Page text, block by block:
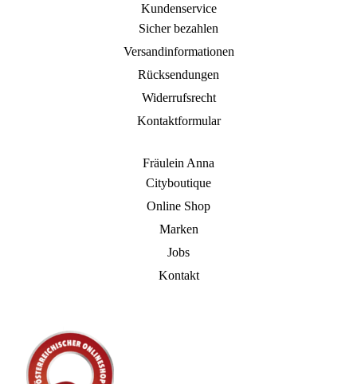
Kundenservice
Sicher bezahlen
Versandinformationen
Rücksendungen
Widerrufsrecht
Kontaktformular
Fräulein Anna
Cityboutique
Online Shop
Marken
Jobs
Kontakt